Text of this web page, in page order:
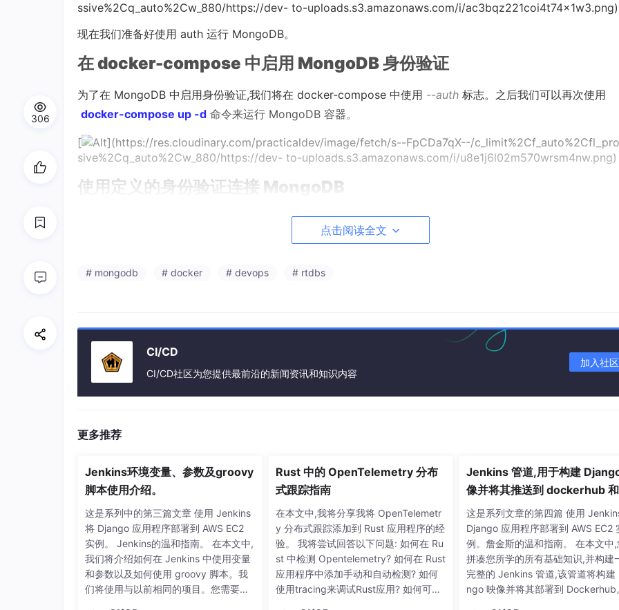
ssive%2Cq_auto%2Cw_880/https://dev- to-uploads.s3.amazonaws.com/i/ac3bqz221coi4t74x1w3.png)
现在我们准备好使用 auth 运行 MongoDB。
在 docker-compose 中启用 MongoDB 身份验证
为了在 MongoDB 中启用身份验证,我们将在 docker-compose 中使用 --auth 标志。之后我们可以再次使用
docker-compose up -d 命令来运行 MongoDB 容器。
[
](https://res.cloudinary.com/practicaldev/image/fetch/s--FpCDa7qX--/
sive%2Cq_auto%2Cw_880/https://dev- to-uploads.s3.amazonaws.com/i/u8e1j6l02m570wrsm4nw.png)
使用定义的身份验证连接 MongoDB
在这一步中,我们可以使用定义的身份验证连接我们的数据库。首先,我们需要运行
命令才能进入容器内部。现在我们进去了,所以我们可以连接我们的数据库。这里我写了2个命令,其中一个是连接
mongo -u root -proot --authenticationDatabase
点击阅读全文
# mongodb # docker # devops # rtdbs
CI/CD
CI/CD社区为您提供最前沿的新闻资讯和知识内容
加入社区
更多推荐
Jenkins环境变量、参数及groovy
脚本使用介绍。
这是系列中的第三篇文章 使用 Jenkins
将 Django 应用程序部署到 AWS EC2
实例。 Jenkins的温和指南。 在本文中,
我们将介绍如何在 Jenkins 中使用变量
和参数以及如何使用 groovy 脚本。我
们将使用与以前相同的项目。您需要事
Rust 中的 OpenTelemetry 分布
式跟踪指南
在本文中,我将分享我将 OpenTelemetr
y 分布式跟踪添加到 Rust 应用程序的经
验。 我将尝试回答以下问题: 如何在 Ru
st 中检测 Opentelemetry? 如何在 Rust
应用程序中添加手动和自动检测? 如何
使用tracing来调试Rust应用? 如何可视
Jenkins 管道,用于构建
像并将其推送到 dockerhub 和
tHub webhook 集成。
这是系列文章的第四篇 使用
Django 应用程序部署到 AWS EC2
例。詹金斯的温和指南。 在本文中
拼凑您所学的所有基础知识,并构建
完整的 Jenkins 管道,该管道将构建
ngo 映像并将其部署到 Dockerhub
306